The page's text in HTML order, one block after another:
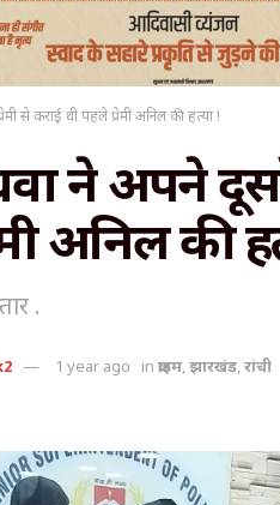
से कराई थी पहले प्रेमी अनिल की हत्या !
ने अपने
अनिल की
.
1 year ago in क्राइम,झारखंड,रांची